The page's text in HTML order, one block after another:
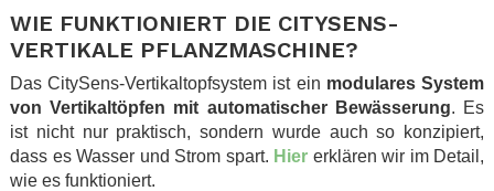
WIE FUNKTIONIERT DIE CITYSENS-
VERTIKALE PFLANZMASCHINE?
Das CitySens-Vertikaltopfsystem ist ein modulares System
von Vertikaltöpfen mit automatischer Bewässerung. Es
ist nicht nur praktisch, sondern wurde auch so konzipiert,
dass es Wasser und Strom spart. Hier erklären wir im Detail,
wie es funktioniert.